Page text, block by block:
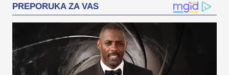
PREPORUKA ZA VAS